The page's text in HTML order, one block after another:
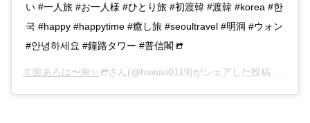
い #一人旅 #お一人様 #ひとり旅 #初渡韓 #渡韓 #korea #한
국 #happy #happytime #癒し旅 #seoultravel #明洞 #ウォン
#안녕하세요 #鐘路タワー #普信閣
🤙🏼あろは〜🌺✨ さん(@hawaii0119)がシェアした投稿 –